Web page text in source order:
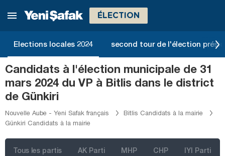
ÉLECTION
Elections locales 2024 second tour de l'élection
Candidats à l'élection municipale de 31
mars 2024 du VP à Bitlis dans le district
de Günkiri
Nouvelle Aube - Yeni Safak français
Bitlis Candidats à la mairie
Günkiri Candidats à la mairie
Tous les partis AK Parti MHP CHP IYI Parti
Ardahan
Aydın
Balıkesir
Bartın
Batman
Bayburt